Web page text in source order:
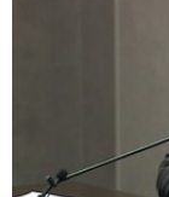
Рассказать